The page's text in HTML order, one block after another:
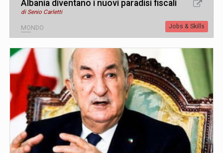
Albania diventano i nuovi paradisi fiscali
di Senio Carletti
MONDO Jobs & Skills